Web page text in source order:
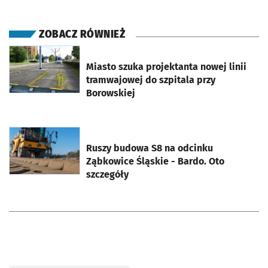
ZOBACZ RÓWNIEŻ
Miasto szuka projektanta nowej linii
tramwajowej do szpitala przy
Borowskiej
otworzy się w nowej karcie
Ruszy budowa S8 na odcinku
Ząbkowice Śląskie - Bardo. Oto
szczegóły
otworzy się w nowej karcie